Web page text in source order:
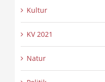
Kultur
KV 2021
Natur